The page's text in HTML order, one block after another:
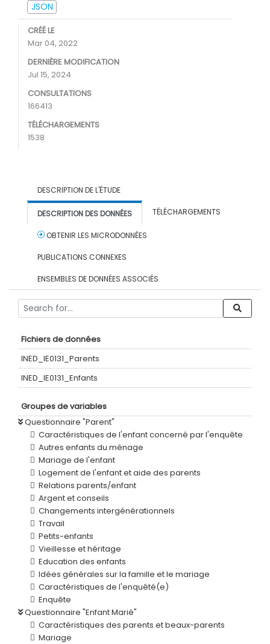
JSON
CRÉÉ LE
Mar 04, 2022
DERNIÈRE MODIFICATION
Jul 15, 2024
CONSULTATIONS
166413
TÉLÉCHARGEMENTS
1538
DESCRIPTION DE L'ÉTUDE
DESCRIPTION DES DONNÉES TÉLÉCHARGEMENTS
OBTENIR LES MICRODONNÉES
PUBLICATIONS CONNEXES
ENSEMBLES DE DONNÉES ASSOCIÉS
Fichiers de données
INED_IE0131_Parents
INED_IE0131_Enfants
Groupes de variables
Questionnaire "Parent"
Caractéristiques de l'enfant concerné par l'enquête
Autres enfants du ménage
Mariage de l'enfant
Logement de l'enfant et aide des parents
Relations parents/enfant
Argent et conseils
Changements intergénérationnels
Travail
Petits-enfants
Vieillesse et héritage
Education des enfants
Idées générales sur la famille et le mariage
Caractéristiques de l'enquêté(e)
Enquête
Questionnaire "Enfant Marié"
Caractéristiques des parents et beaux-parents
Mariage